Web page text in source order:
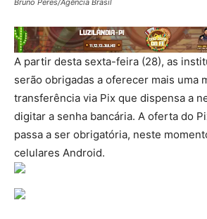
A partir desta sexta-feira (28), as
serão obrigadas a oferecer mais uma
transferência via Pix que dispensa a
digitar a senha bancária. A oferta do
passa a ser obrigatória, neste
celulares Android.